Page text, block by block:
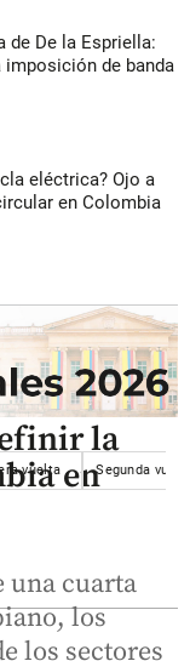
de De la Espriella:
de banda
eléctrica? Ojo a
en Colombia
vuelta Segunda
la
en
una cuarta
los
los sectores